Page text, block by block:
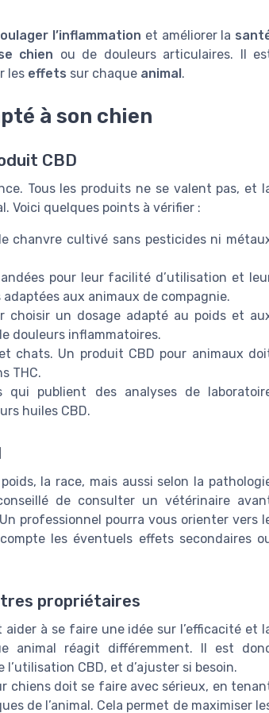
l’inflammation et améliorer la
chien ou de douleurs articulaires. Il
les effets sur chaque animal.
à son chien
CBD
Tous les produits ne se valent pas, et
Voici quelques points à vérifier :
chanvre cultivé sans pesticides ni
pour leur facilité d’utilisation et
aux animaux de compagnie.
choisir un dosage adapté au poids et
douleurs inflammatoires.
chats. Un produit CBD pour animaux
THC.
qui publient des analyses de
huiles CBD.
la race, mais aussi selon la
de consulter un vétérinaire
professionnel pourra vous orienter vers
les éventuels effets secondaires
propriétaires
à se faire une idée sur l’efficacité et
animal réagit différemment. Il est
CBD, et d’ajuster si besoin.
chiens doit se faire avec sérieux, en
de l’animal. Cela permet de maximiser